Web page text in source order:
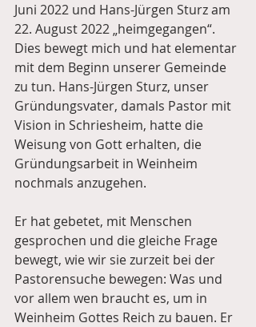
Juni 2022 und Hans-Jürgen Sturz am
22. August 2022 „heimgegangen“.
Dies bewegt mich und hat elementar
mit dem Beginn unserer Gemeinde
zu tun. Hans-Jürgen Sturz, unser
Gründungsvater, damals Pastor mit
Vision in Schriesheim, hatte die
Weisung von Gott erhalten, die
Gründungsarbeit in Weinheim
nochmals anzugehen.
Er hat gebetet, mit Menschen
gesprochen und die gleiche Frage
bewegt, wie wir sie zurzeit bei der
Pastorensuche bewegen: Was und
vor allem wen braucht es, um in
Weinheim Gottes Reich zu bauen. Er